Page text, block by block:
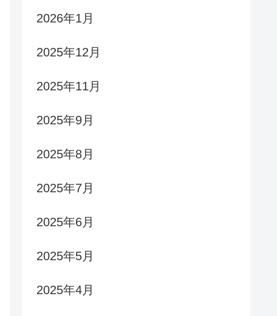
2026年1月
2025年12月
2025年11月
2025年9月
2025年8月
2025年7月
2025年6月
2025年5月
2025年4月